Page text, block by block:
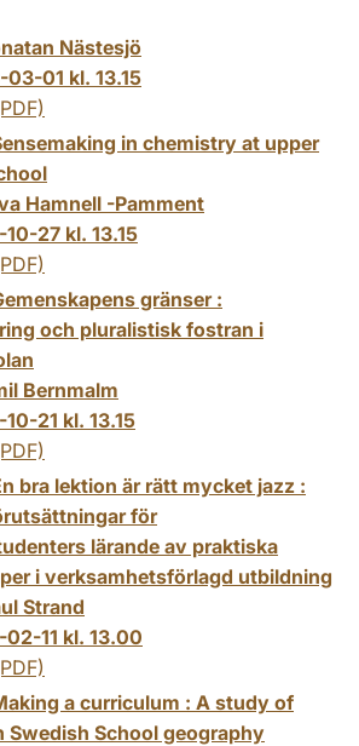
Nästesjö
01 kl. 13.15
in chemistry at upper
Hamnell -Pamment
27 kl. 13.15
gränser :
och pluralistisk fostran i
Bernmalm
21 kl. 13.15
bra lektion är rätt mycket jazz :
för
lärande av praktiska
i verksamhetsförlagd utbildning
Strand
11 kl. 13.00
a curriculum : A study of
Swedish School geography